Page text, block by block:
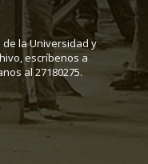
la Universidad y
escríbenos a
al 27180275.